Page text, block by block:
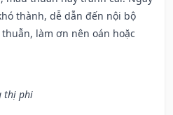
thành, dễ dẫn đến nội bộ
làm ơn nên oán hoặc
thị phi